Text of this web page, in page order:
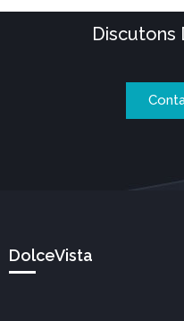
Discutons
DolceVista